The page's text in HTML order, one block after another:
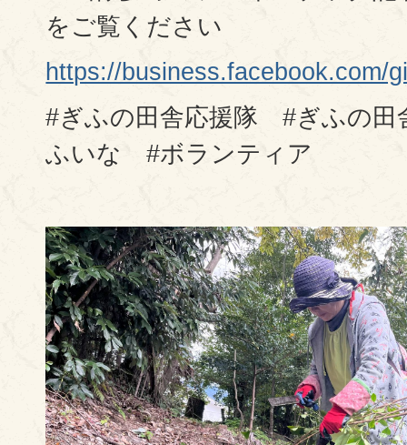
をご覧ください
https://business.facebook.com/
#ぎふの田舎応援隊 #ぎふの
ふいな #ボランティア